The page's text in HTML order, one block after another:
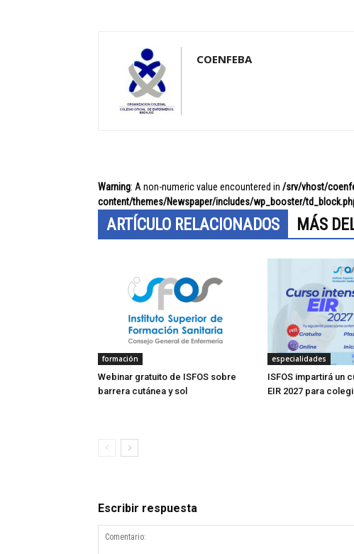
COENFEBA
Warning: A non-numeric value encountered in /srv/vhost/
content/themes/Newspaper/includes/wp_booster/
ARTÍCULO RELACIONADOS MÁS
formación
Webinar gratuito de ISFOS sobre
barrera cutánea y sol
especialidades
ISFOS impartirá un
EIR 2027 para
Escribir respuesta